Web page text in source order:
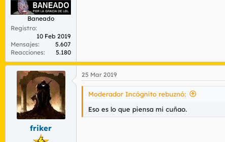
Baneado
Registro
10 Feb 2019
Mensajes
5.607
Reacciones
5.180
friker
25 Mar 2019
Moderador Incógnito rebuznó:
Eso es lo que piensa mi cuñao.